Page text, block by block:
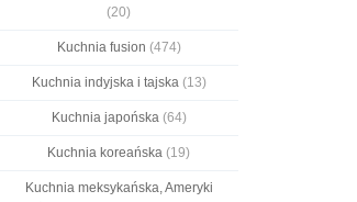
(20)
Kuchnia fusion (474)
Kuchnia indyjska i tajska(13)
Kuchnia japońska(64)
Kuchnia koreańska (19)
Kuchnia meksykańska, Ameryki